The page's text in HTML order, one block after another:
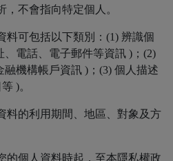
不會指向特定個人。
料可包括以下類別：(1) 辨識個
、電話、電子郵件等資訊 )；(2)
機構帳戶資訊 )；(3) 個人描述
)。
料的利用期間、地區、對象及方
的個人資料時起，至本隱私權政